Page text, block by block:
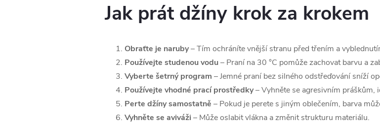
Jak prát džíny krok za krokem
Obraťte je naruby– Tím ochráníte vnější stranu před třením a
Používejte studenou vodu– Praní na 30 °C pomůže zachovat barvu a
Vyberte šetrný program – Jemné praní bez silného odstřeďování sníží
Používejte vhodné prací prostředky– Vyhněte se agresivním práškům,
Perte džíny samostatně – Pokud je perete s jiným oblečením, barva
Vyhněte se aviváži – Může oslabit vlákna a změnit strukturu materiálu.